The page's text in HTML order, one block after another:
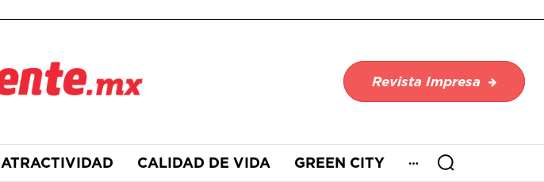
Revista Impresa
ATRACTIVIDAD CALIDAD DE VIDA GREEN CITY